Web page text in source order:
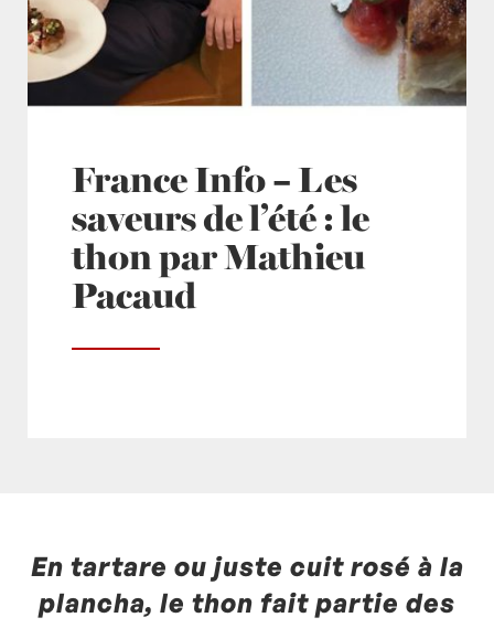
France Info – Les
saveurs de l’été : le
thon par Mathieu
Pacaud
Posté à 09:25hin- Actualités -,- Radio -by
Laurent Mariotte
0 Commentaires
En tartare ou juste cuit rosé à la
plancha, le thon fait partie des